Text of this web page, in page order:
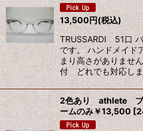
13,500円(税込)
TRUSSARDI 51口
です。 ハンドメイド
まり高さがありませ
付 どれでも対応し
2色あり athlete
ームのみ￥13,500 [